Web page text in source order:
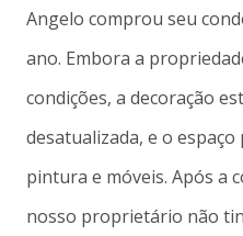
Angelo comprou seu
ano. Embora a
condições, a decoração
desatualizada, e o
pintura e móveis. Após a
nosso proprietário não